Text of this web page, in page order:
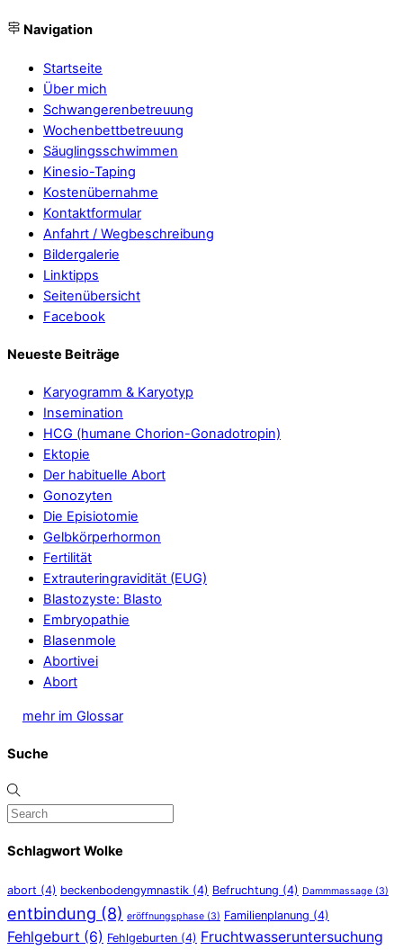
Navigation
Startseite
Über mich
Schwangerenbetreuung
Wochenbettbetreuung
Säuglingsschwimmen
Kinesio-Taping
Kostenübernahme
Kontaktformular
Anfahrt / Wegbeschreibung
Bildergalerie
Linktipps
Seitenübersicht
Facebook
Neueste Beiträge
Karyogramm & Karyotyp
Insemination
HCG (humane Chorion-Gonadotropin)
Ektopie
Der habituelle Abort
Gonozyten
Die Episiotomie
Gelbkörperhormon
Fertilität
Extrauteringravidität (EUG)
Blastozyste: Blasto
Embryopathie
Blasenmole
Abortivei
Abort
mehr im Glossar
Suche
Schlagwort Wolke
abort (4) beckenbodengymnastik (4) Befruchtung (4) Dammmassage (3)
entbindung (8) eröffnungsphase (3) Familienplanung (4)
Fehlgeburt (6) Fehlgeburten (4) Fruchtwasseruntersuchung